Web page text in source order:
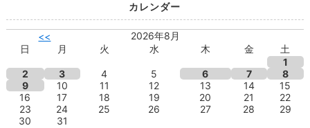
カレンダー
<<
2026年8月
日
月 火 水 木 金
土
1
2
3 4 5 6 7
8
9
10 11 12 13 14
15
16
17 18 19 20 21
22
23
24 25 26 27 28
29
30
31